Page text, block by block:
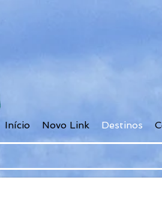
Início Novo Link Destinos